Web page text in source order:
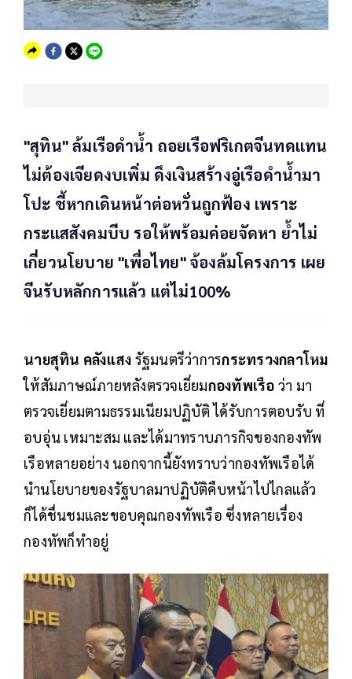
"สุทิน" ล้มเรือดำน้ำ ถอยเรือฟริเกตจีนทดแทน
ไม่ต้องเจียดงบเพิ่ม ดึงเงินสร้างอู่เรือดำน้ำมา
โปะ ชี้หากเดินหน้าต่อหวั่นถูกฟ้อง เพราะ
กระแสสังคมบีบ รอให้พร้อมค่อยจัดหา ย้ำไม่
เกี่ยวนโยบาย "เพื่อไทย" จ้องล้มโครงการ เผย
จีนรับหลักการแล้ว แต่ไม่100%
นายสุทิน คลังแสง รัฐมนตรีว่าการกระทรวงกลาโหม
ให้สัมภาษณ์ภายหลังตรวจเยี่ยมกองทัพเรือ ว่า มา
ตรวจเยี่ยมตามธรรมเนียมปฏิบัติ ได้รับการตอบรับ ที่
อบอุ่น เหมาะสม และได้มาทราบภารกิจของกองทัพ
เรือหลายอย่าง นอกจากนี้ยังทราบว่ากองทัพเรือได้
นำนโยบายของรัฐบาลมาปฏิบัติคืบหน้าไปไกลแล้ว
ก็ได้ชื่นชมและขอบคุณกองทัพเรือ ซึ่งหลายเรื่อง
กองทัพก็ทำอยู่